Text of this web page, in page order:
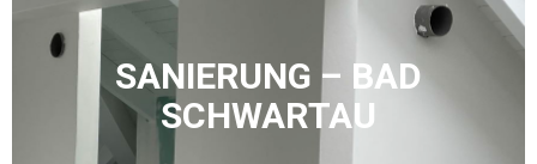
SANIERUNG – BAD
SCHWARTAU